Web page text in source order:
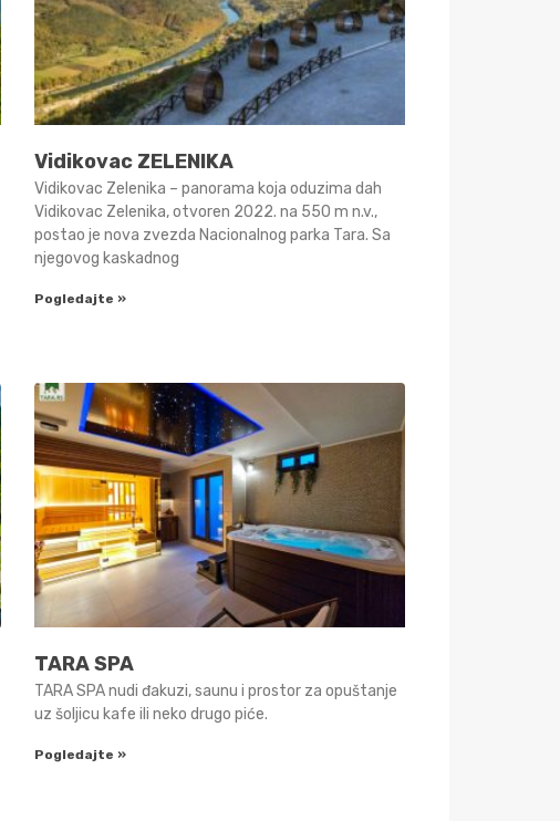
Vidikovac ZELENIKA
Vidikovac Zelenika – panorama koja oduzima dah
Vidikovac Zelenika, otvoren 2022. na 550 m n.v.,
postao je nova zvezda Nacionalnog parka Tara. Sa
njegovog kaskadnog
Pogledajte »
TARA SPA
TARA SPA nudi đakuzi, saunu i prostor za opuštanje
uz šoljicu kafe ili neko drugo piće.
Pogledajte »